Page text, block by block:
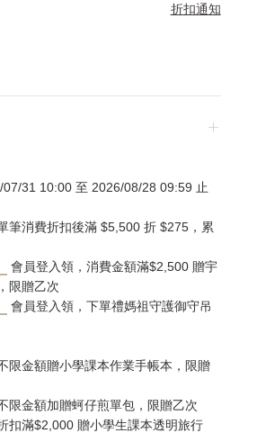
折扣通知
31 10:00 至 2026/08/28 09:59 止
筆消費折扣後滿 $5,500 折 $275，累
會員登入領，消費金額滿$2,500 贈宇
限贈乙次
會員登入領，下單禮媽祖守護御守吊
限金額贈小學課本作業手帳本，限贈
限金額加贈蚵仔煎單包，限贈乙次
扣滿$2,000 贈小學生課本透明旅行